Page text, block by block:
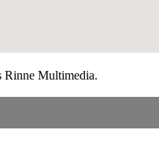
Rinne Multimedia.